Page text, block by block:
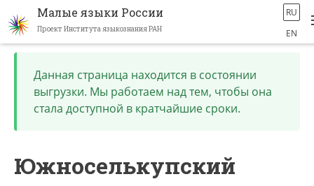
Перейти
основному
содержанию
Малые языки России
Проект Института языкознания РАН
RU
EN
Данная страница находится в состоянии
выгрузки. Мы работаем над тем, чтобы она
стала доступной в кратчайшие сроки.
Южноселькупский